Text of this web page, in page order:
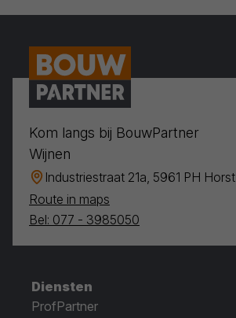
Kom langs bij BouwPartner
Wijnen
Industriestraat 21a, 5961 PH Horst
Route in maps
Bel: 077 - 3985050
Diensten
ProfPartner